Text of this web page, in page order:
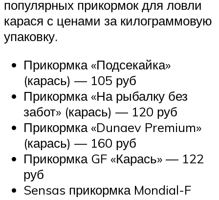
популярных прикормок для ловли
карася с ценами за килограммовую
упаковку.
Прикормка «Подсекайка»
(карась) — 105 руб
Прикормка «На рыбалку без
забот» (карась) — 120 руб
Прикормка «Dunaev Premium»
(карась) — 160 руб
Прикормка GF «Карась» — 122
руб
Sensas прикормка Mondial-F